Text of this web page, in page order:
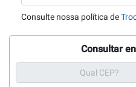
Consulte nossa política de
Consultar